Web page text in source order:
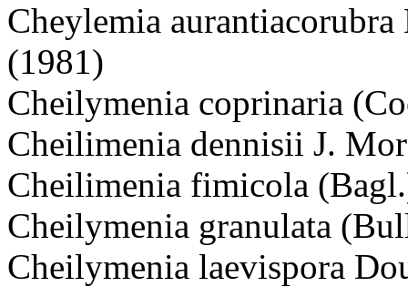
Cheylemia
(1981)
Cheilymenia coprinaria
Cheilimenia dennisii J.
Cheilimenia fimicola
Cheilymenia granulata
Cheilymenia laevispora